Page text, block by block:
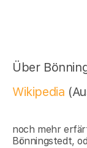
Über
Wikipedia
noch mehr
Bönningstedt,